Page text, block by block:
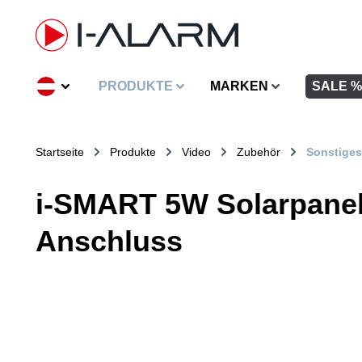
springen
PRODUKTE MARKEN SALE %
Startseite Produkte Video Zubehör Sonstiges
i-SMART 5W
Anschluss